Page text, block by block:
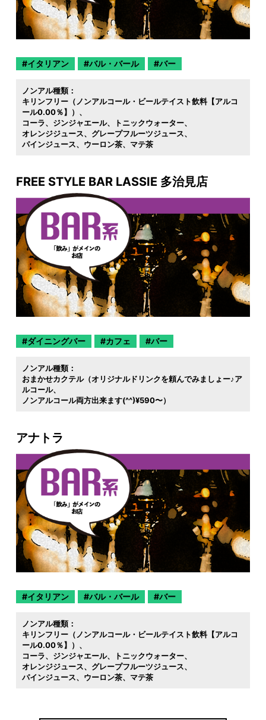
イタリアン バル・バール バー
ノンアル種類：
キリンフリー（ノンアルコール・ビールテイスト飲料【アルコ
ール0.00％】）
コーラ
ジンジャエール
トニックウォーター
オレンジジュース
グレープフルーツジュース
パインジュース
ウーロン茶 マテ茶
FREE STYLE BAR LASSIE 多治見店
ダイニングバー カフェ バー
ノンアル種類：
おまかせカクテル（オリジナルドリンクを頼んでみましょー♪ア
ルコール
ノンアルコール両方出来ます(^^)¥590〜）
アナトラ
イタリアン バル・バール バー
ノンアル種類：
キリンフリー（ノンアルコール・ビールテイスト飲料【アルコ
ール0.00％】）
コーラ
ジンジャエール
トニックウォーター
オレンジジュース
グレープフルーツジュース
パインジュース
ウーロン茶 マテ茶